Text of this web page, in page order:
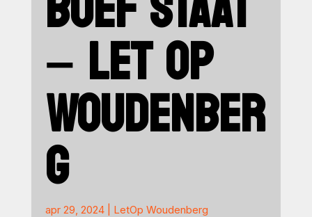
– LET OP
WOUDENBER
G
apr 29, 2024| LetOp Woudenberg